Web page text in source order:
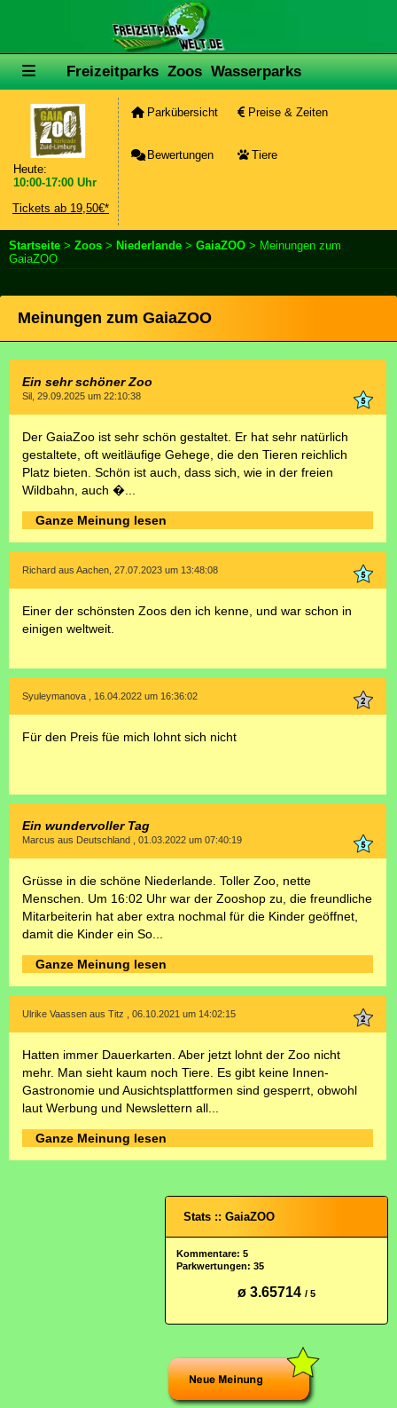
Freizeitparks Zoos Wasserparks
Heute:
10:00-17:00 Uhr
Tickets ab 19,50€*
Parkübersicht Preise & Zeiten
Bewertungen Tiere
Startseite > Zoos > Niederlande > GaiaZOO > Meinungen zum
GaiaZOO
Meinungen zum GaiaZOO
Ein sehr schöner Zoo
Sil, 29.09.2025 um 22:10:38
Der GaiaZoo ist sehr schön gestaltet. Er hat sehr natürlich
gestaltete, oft weitläufige Gehege, die den Tieren reichlich
Platz bieten. Schön ist auch, dass sich, wie in der freien
Wildbahn, auch �...
Ganze Meinung lesen
Richard aus Aachen, 27.07.2023 um 13:48:08
Einer der schönsten Zoos den ich kenne, und war schon in
einigen weltweit.
Syuleymanova , 16.04.2022 um 16:36:02
Für den Preis füe mich lohnt sich nicht
Ein wundervoller Tag
Marcus aus Deutschland , 01.03.2022 um 07:40:19
Grüsse in die schöne Niederlande. Toller Zoo, nette
Menschen. Um 16:02 Uhr war der Zooshop zu, die freundliche
Mitarbeiterin hat aber extra nochmal für die Kinder geöffnet,
damit die Kinder ein So...
Ganze Meinung lesen
Ulrike Vaassen aus Titz , 06.10.2021 um 14:02:15
Hatten immer Dauerkarten. Aber jetzt lohnt der Zoo nicht
mehr. Man sieht kaum noch Tiere. Es gibt keine Innen-
Gastronomie und Ausichtsplattformen sind gesperrt, obwohl
laut Werbung und Newslettern all...
Ganze Meinung lesen
Stats :: GaiaZOO
Kommentare: 5
Parkwertungen: 35
ø 3.65714 / 5